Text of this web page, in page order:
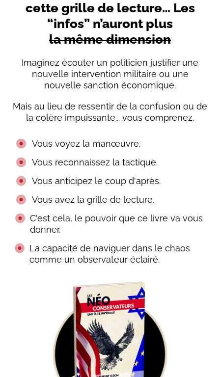
cette grille de lecture… Les
“infos” n’auront plus
la même dimension
Imaginez écouter un politicien justifier une
nouvelle intervention militaire ou une
nouvelle sanction économique.
Mais au lieu de ressentir de la confusion ou de
la colère impuissante... vous comprenez.
Vous voyez la manœuvre.
Vous reconnaissez la tactique.
Vous anticipez le coup d'après.
Vous avez la grille de lecture.
C'est cela, le pouvoir que ce livre va vous
donner.
La capacité de naviguer dans le chaos
comme un observateur éclairé.